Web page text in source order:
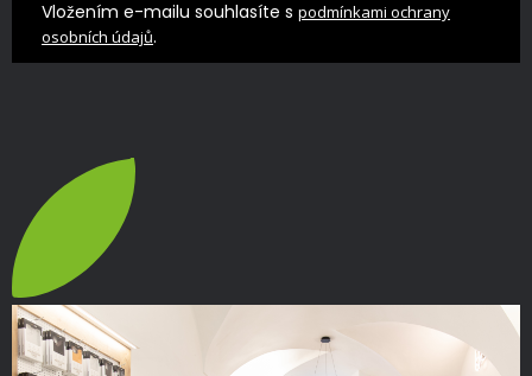
Vložením e-mailu souhlasíte s podmínkami ochrany
osobních údajů.